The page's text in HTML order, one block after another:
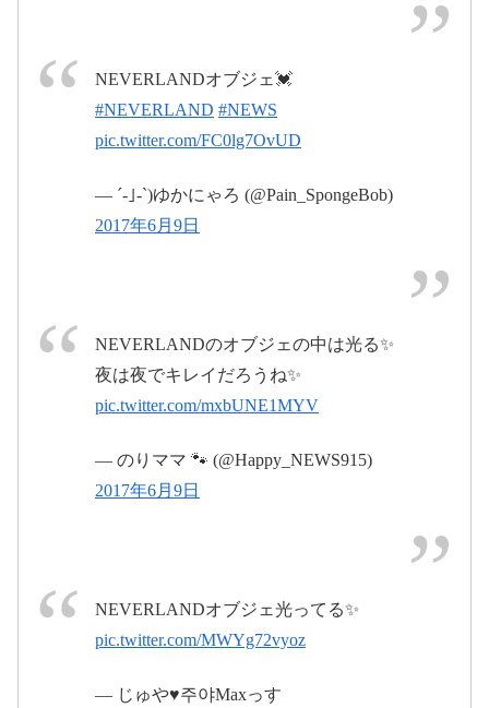
pic.twitter.com/xarbjQJkqX
2017年6月10日
NEVERLANDオブジェ💓
#NEVERLAND #NEWS
pic.twitter.com/FC0lg7OvUD
— ´-｣-`)ゆかにゃろ (@Pain_SpongeBob)
2017年6月9日
NEVERLANDのオブジェの中は光る✨
夜は夜でキレイだろうね✨
pic.twitter.com/mxbUNE1MYV
— のりママ 🐾 (@Happy_NEWS915)
2017年6月9日
NEVERLANDオブジェ光ってる✨
pic.twitter.com/MWYg72vyoz
— じゅや♥주야Maxっす